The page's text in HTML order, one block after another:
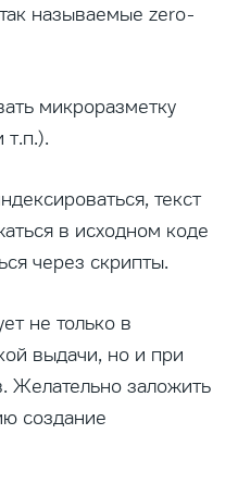
называемые zero-
микроразметку
т.п.).
текст
в исходном коде
через скрипты.
не только в
выдачи, но и при
Желательно заложить
создание